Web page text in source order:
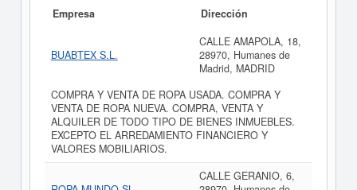
Empresa Dirección
BUABTEX S.L.
CALLE AMAPOLA, 18,
28970, Humanes de
Madrid, MADRID
COMPRA Y VENTA DE ROPA USADA. COMPRA Y
VENTA DE ROPA NUEVA. COMPRA, VENTA Y
ALQUILER DE TODO TIPO DE BIENES INMUEBLES.
EXCEPTO EL ARREDAMIENTO FINANCIERO Y
VALORES MOBILIARIOS.
CALLE GERANIO, 6,